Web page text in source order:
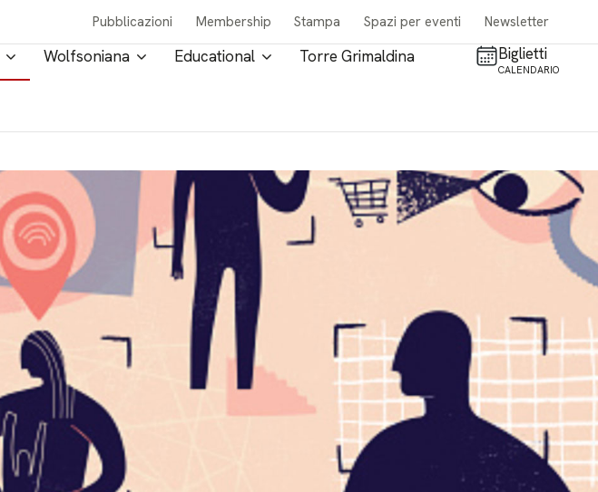
Pubblicazioni Membership Stampa Spazi per eventi Newsletter
Wolfsoniana Educational Torre Grimaldina Biglietti
CALENDARIO